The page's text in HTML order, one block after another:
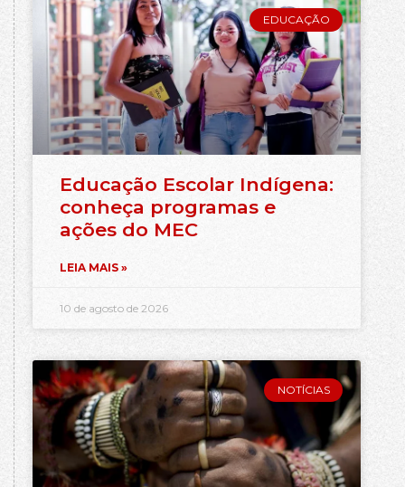
EDUCAÇÃO
Educação Escolar Indígena:
conheça programas e
ações do MEC
LEIA MAIS »
10 de agosto de 2026
NOTÍCIAS